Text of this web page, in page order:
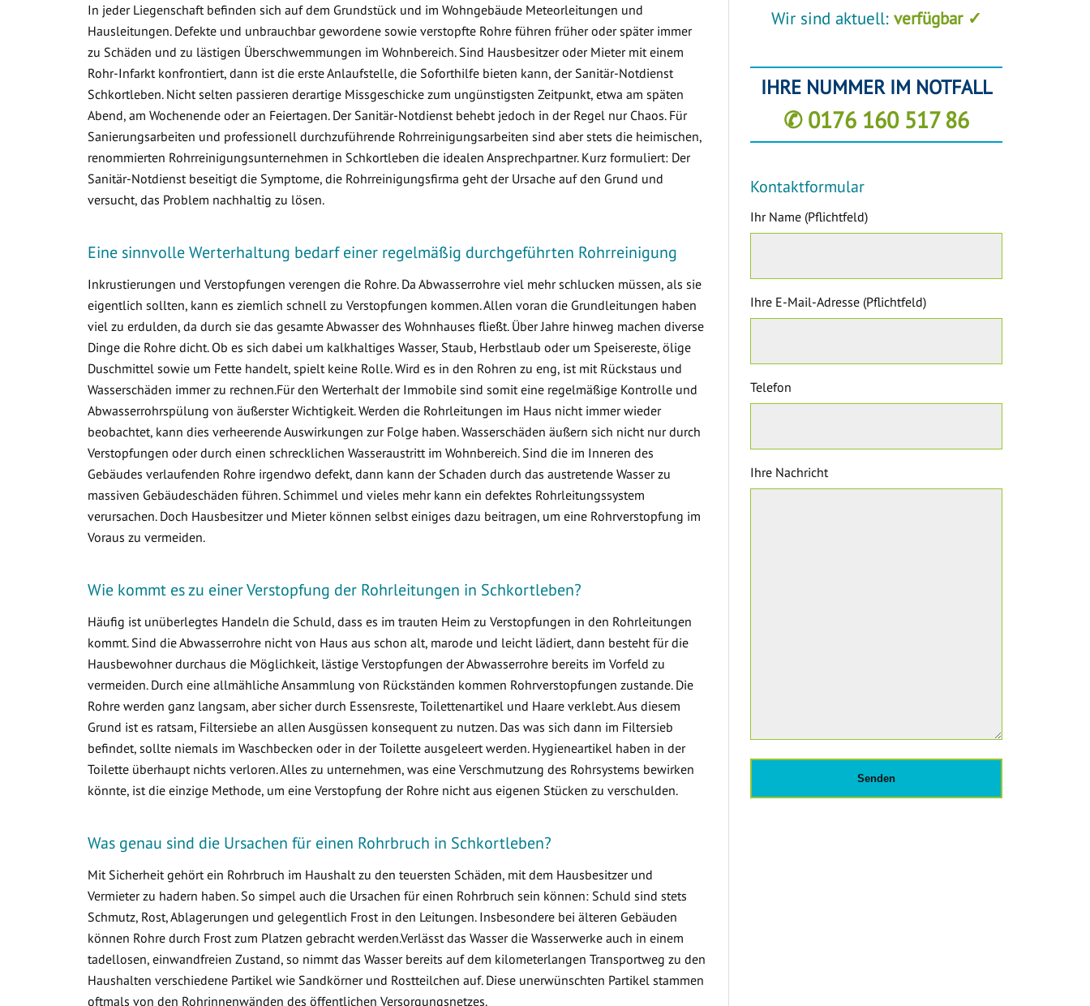
In jeder Liegenschaft befinden sich auf dem Grundstück und im Wohngebäude Meteorleitungen und
Hausleitungen. Defekte und unbrauchbar gewordene sowie verstopfte Rohre führen früher oder später immer
zu Schäden und zu lästigen Überschwemmungen im Wohnbereich. Sind Hausbesitzer oder Mieter mit einem
Rohr-Infarkt konfrontiert, dann ist die erste Anlaufstelle, die Soforthilfe bieten kann, der Sanitär-Notdienst
Schkortleben. Nicht selten passieren derartige Missgeschicke zum ungünstigsten Zeitpunkt, etwa am späten
Abend, am Wochenende oder an Feiertagen. Der Sanitär-Notdienst behebt jedoch in der Regel nur Chaos. Für
Sanierungsarbeiten und professionell durchzuführende Rohrreinigungsarbeiten sind aber stets die heimischen,
renommierten Rohrreinigungsunternehmen in Schkortleben die idealen Ansprechpartner. Kurz formuliert: Der
Sanitär-Notdienst beseitigt die Symptome, die Rohrreinigungsfirma geht der Ursache auf den Grund und
versucht, das Problem nachhaltig zu lösen.
Eine sinnvolle Werterhaltung bedarf einer regelmäßig durchgeführten Rohrreinigung
Inkrustierungen und Verstopfungen verengen die Rohre. Da Abwasserrohre viel mehr schlucken müssen, als sie
eigentlich sollten, kann es ziemlich schnell zu Verstopfungen kommen. Allen voran die Grundleitungen haben
viel zu erdulden, da durch sie das gesamte Abwasser des Wohnhauses fließt. Über Jahre hinweg machen diverse
Dinge die Rohre dicht. Ob es sich dabei um kalkhaltiges Wasser, Staub, Herbstlaub oder um Speisereste, ölige
Duschmittel sowie um Fette handelt, spielt keine Rolle. Wird es in den Rohren zu eng, ist mit Rückstaus und
Wasserschäden immer zu rechnen.Für den Werterhalt der Immobile sind somit eine regelmäßige Kontrolle und
Abwasserrohrspülung von äußerster Wichtigkeit. Werden die Rohrleitungen im Haus nicht immer wieder
beobachtet, kann dies verheerende Auswirkungen zur Folge haben. Wasserschäden äußern sich nicht nur durch
Verstopfungen oder durch einen schrecklichen Wasseraustritt im Wohnbereich. Sind die im Inneren des
Gebäudes verlaufenden Rohre irgendwo defekt, dann kann der Schaden durch das austretende Wasser zu
massiven Gebäudeschäden führen. Schimmel und vieles mehr kann ein defektes Rohrleitungssystem
verursachen. Doch Hausbesitzer und Mieter können selbst einiges dazu beitragen, um eine Rohrverstopfung im
Voraus zu vermeiden.
Wie kommt es zu einer Verstopfung der Rohrleitungen in Schkortleben?
Häufig ist unüberlegtes Handeln die Schuld, dass es im trauten Heim zu Verstopfungen in den Rohrleitungen
kommt. Sind die Abwasserrohre nicht von Haus aus schon alt, marode und leicht lädiert, dann besteht für die
Hausbewohner durchaus die Möglichkeit, lästige Verstopfungen der Abwasserrohre bereits im Vorfeld zu
vermeiden. Durch eine allmähliche Ansammlung von Rückständen kommen Rohrverstopfungen zustande. Die
Rohre werden ganz langsam, aber sicher durch Essensreste, Toilettenartikel und Haare verklebt. Aus diesem
Grund ist es ratsam, Filtersiebe an allen Ausgüssen konsequent zu nutzen. Das was sich dann im Filtersieb
befindet, sollte niemals im Waschbecken oder in der Toilette ausgeleert werden. Hygieneartikel haben in der
Toilette überhaupt nichts verloren. Alles zu unternehmen, was eine Verschmutzung des Rohrsystems bewirken
könnte, ist die einzige Methode, um eine Verstopfung der Rohre nicht aus eigenen Stücken zu verschulden.
Was genau sind die Ursachen für einen Rohrbruch in Schkortleben?
Mit Sicherheit gehört ein Rohrbruch im Haushalt zu den teuersten Schäden, mit dem Hausbesitzer und
Vermieter zu hadern haben. So simpel auch die Ursachen für einen Rohrbruch sein können: Schuld sind stets
Schmutz, Rost, Ablagerungen und gelegentlich Frost in den Leitungen. Insbesondere bei älteren Gebäuden
können Rohre durch Frost zum Platzen gebracht werden.Verlässt das Wasser die Wasserwerke auch in einem
tadellosen, einwandfreien Zustand, so nimmt das Wasser bereits auf dem kilometerlangen Transportweg zu den
Haushalten verschiedene Partikel wie Sandkörner und Rostteilchen auf. Diese unerwünschten Partikel stammen
oftmals von den Rohrinnenwänden des öffentlichen Versorgungsnetzes.
Wir sind aktuell: verfügbar ✓
IHRE NUMMER IM NOTFALL
✆ 0176 160 517 86
Kontaktformular
Ihr Name (Pflichtfeld)
Ihre E-Mail-Adresse (Pflichtfeld)
Telefon
Ihre Nachricht